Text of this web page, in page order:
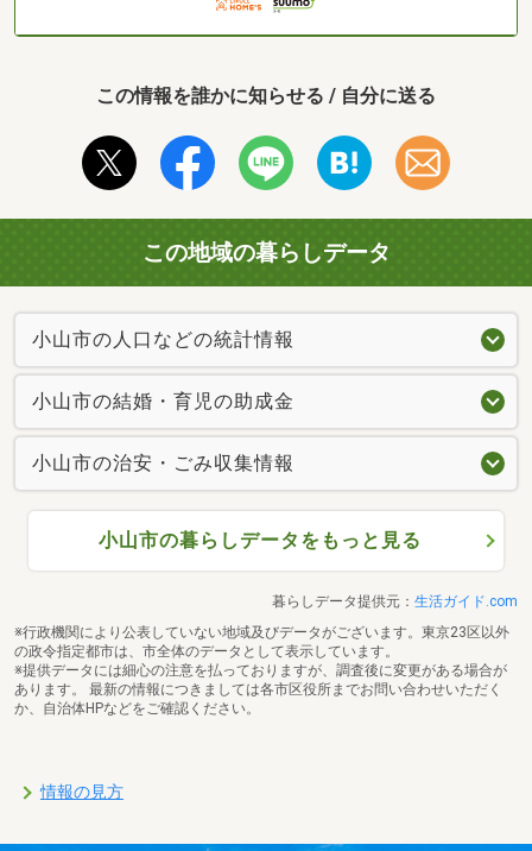
この情報を誰かに知らせる / 自分に送る
この地域の暮らしデータ
小山市の人口などの統計情報
小山市の結婚・育児の助成金
小山市の治安・ごみ収集情報
小山市の暮らしデータをもっと見る
暮らしデータ提供元： 生活ガイド.com
※行政機関により公表していない地域及びデータがございます。東京23区以外
の政令指定都市は、市全体のデータとして表示しています。
※提供データには細心の注意を払っておりますが、調査後に変更がある場合が
あります。 最新の情報につきましては各市区役所までお問い合わせいただく
か、自治体HPなどをご確認ください。
情報の見方